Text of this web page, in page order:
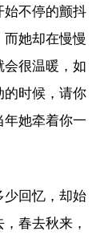
始不停的颤抖
她却在慢慢
会很温暖，如
的时候，请你
年她牵着你一
回忆，却始
春去秋来，